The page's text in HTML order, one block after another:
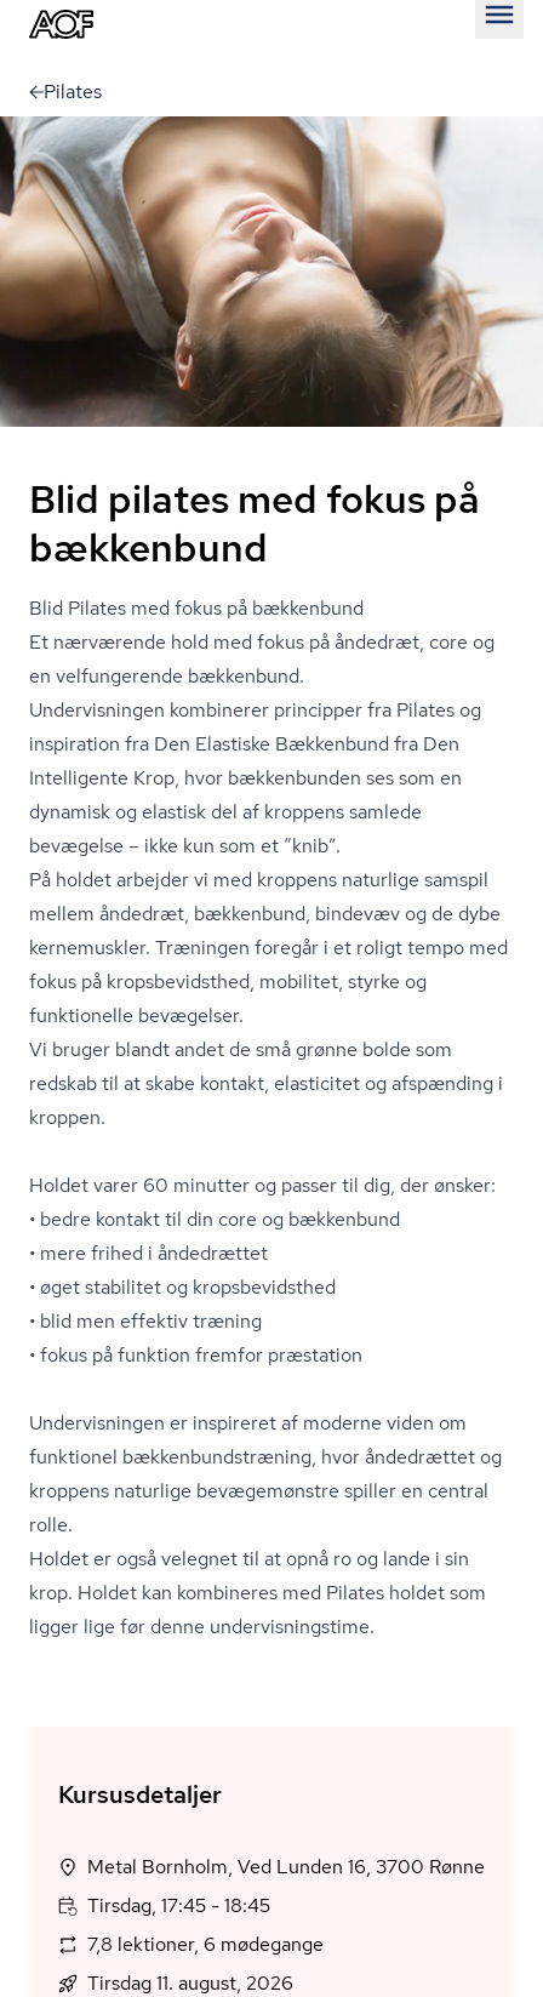
Pilates
Blid pilates med fokus på
bækkenbund
Blid Pilates med fokus på bækkenbund
Et nærværende hold med fokus på åndedræt, core og
en velfungerende bækkenbund.
Undervisningen kombinerer principper fra Pilates og
inspiration fra Den Elastiske Bækkenbund fra Den
Intelligente Krop, hvor bækkenbunden ses som en
dynamisk og elastisk del af kroppens samlede
bevægelse – ikke kun som et “knib”.
På holdet arbejder vi med kroppens naturlige samspil
mellem åndedræt, bækkenbund, bindevæv og de dybe
kernemuskler. Træningen foregår i et roligt tempo med
fokus på kro­ps­be­vidst­hed, mobilitet, styrke og
funktionelle bevægelser.
Vi bruger blandt andet de små grønne bolde som
redskab til at skabe kontakt, elasticitet og afspænding i
kroppen.
Holdet varer 60 minutter og passer til dig, der ønsker:
• bedre kontakt til din core og bækkenbund
• mere frihed i åndedrættet
• øget stabilitet og kro­ps­be­vidst­hed
• blid men effektiv træning
• fokus på funktion fremfor præstation
Undervisningen er inspireret af moderne viden om
funktionel bæk­ken­bund­stræ­ning, hvor åndedrættet og
kroppens naturlige bevægemønstre spiller en central
rolle.
Holdet er også velegnet til at opnå ro og lande i sin
krop. Holdet kan kombineres med Pilates holdet som
ligger lige før denne un­der­vis­nings­ti­me.
Kursusdetaljer
Metal Bornholm, Ved Lunden 16, 3700 Rønne
Tirsdag, 17:45 - 18:45
7,8 lektioner, 6 mødegange
Tirsdag 11. august, 2026